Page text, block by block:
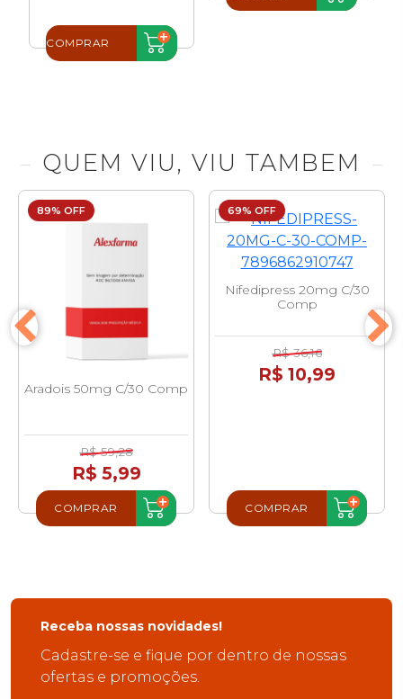
COMPRAR
QUEM VIU, VIU TAMBEM
89% OFF
Aradois 50mg C/30 Comp
R$ 59,28
R$ 5,99
COMPRAR
69% OFF
Nifedipress 20mg C/30
Comp
R$ 36,16
R$ 10,99
COMPRAR
Receba nossas novidades!
Cadastre-se e fique por dentro de nossas
ofertas e promoções.